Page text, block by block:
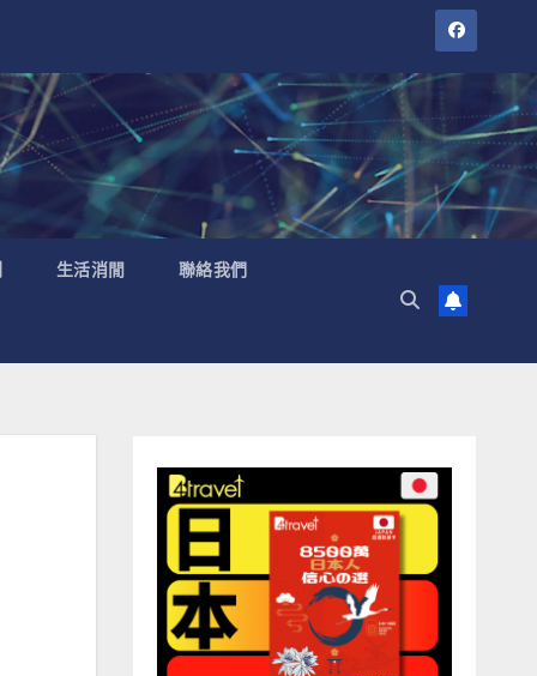
生活消閒 聯絡我們